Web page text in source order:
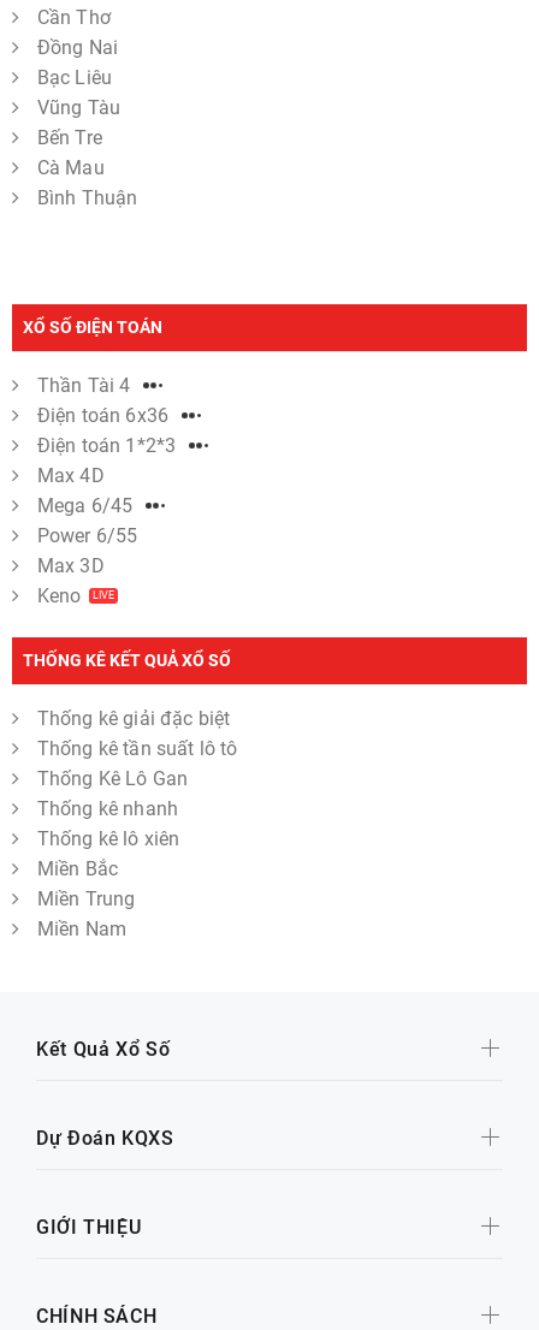
Cần Thơ
Đồng Nai
Bạc Liêu
Vũng Tàu
Bến Tre
Cà Mau
Bình Thuận
XỔ SỐ ĐIỆN TOÁN
Thần Tài 4
Điện toán 6x36
Điện toán 1*2*3
Max 4D
Mega 6/45
Power 6/55
Max 3D
Keno
LIVE
THỐNG KÊ KẾT QUẢ XỔ SỐ
Thống kê giải đặc biệt
Thống kê tần suất lô tô
Thống Kê Lô Gan
Thống kê nhanh
Thống kê lô xiên
Miền Bắc
Miền Trung
Miền Nam
Kết Quả Xổ Số
Dự Đoán KQXS
GIỚI THIỆU
CHÍNH SÁCH